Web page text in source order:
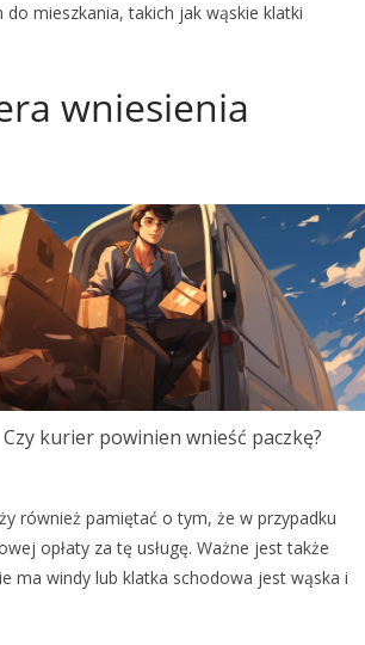
mieszkania, takich jak wąskie klatki
wniesienia
Czy kurier powinien wnieść paczkę?
również pamiętać o tym, że w przypadku
opłaty za tę usługę. Ważne jest także
ma windy lub klatka schodowa jest wąska i